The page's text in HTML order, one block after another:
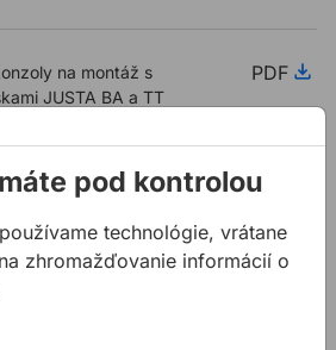
na montáž s
JUSTA BA a TT
PDF
pod kontrolou
technológie, vrátane
zhromažďovanie informácií o